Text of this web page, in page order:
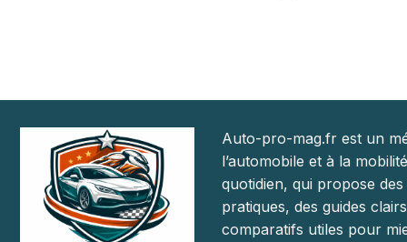
Auto-pro-mag.fr est un
l’automobile et à la
quotidien, qui propose des
pratiques, des guides
comparatifs utiles pour